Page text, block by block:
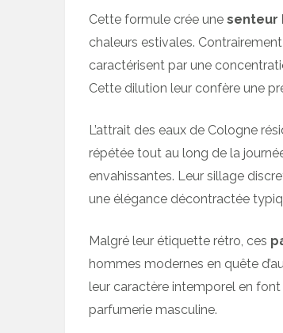
Cette formule crée une senteur
chaleurs estivales.
caractérisent par une
Cette dilution leur confère une
L’attrait des eaux de Cologne
répétée tout au long de la
envahissantes. Leur sillage
une élégance décontractée
Malgré leur étiquette rétro, ces
hommes modernes en quête
leur caractère intemporel en font
parfumerie masculine.